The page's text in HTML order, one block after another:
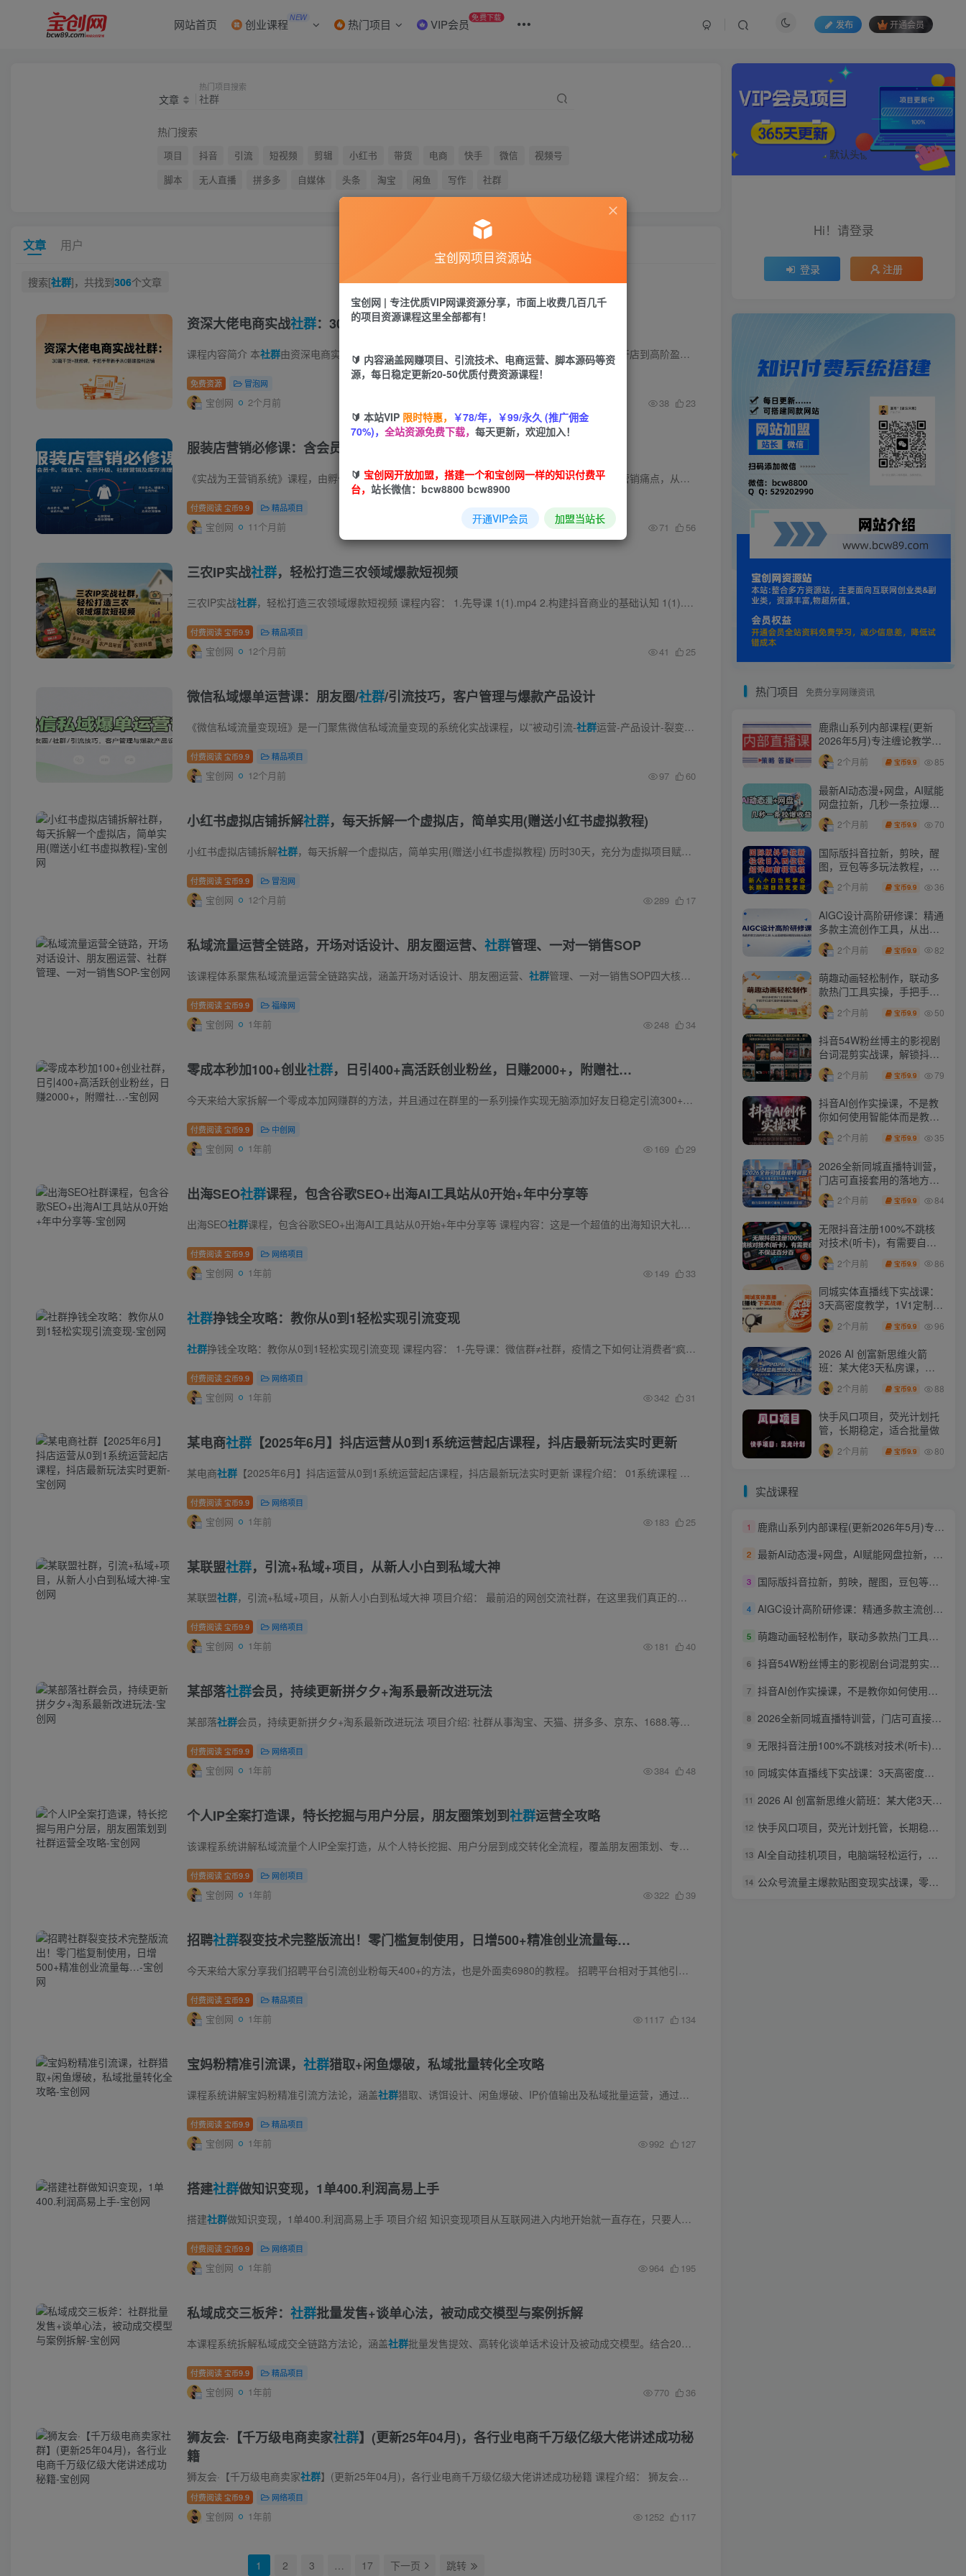
网站首页 创业课程 NEW 热门项目 VIP会员 免费下载
发布 开通会员
文章
热门项目搜索
热门搜索
项目 抖音 引流 短视频 剪辑 小红书 带货 电商 快手 微信
视频号
脚本
无人直播 拼多多 自媒体 头条 淘宝 闲鱼 写作 社群
文章 用户
搜索[社群]，共找到306个文章
资深大佬电商实战社群：30篇干货+视频课，手把手带新手从0搭建盈利店铺
课程内容简介 本社群由资深电商实战大佬搭建，汇聚30篇文字干货+全套高清视频课程，覆盖新手开店到高阶盈利全链路。内容涵盖店铺搭建与基础设置、抖音小店体验分提升、无效操作与精准盈利区分、...
免费资源 冒泡网
宝创网 2个月前 38 23
服装店营销必修课：含会员卡、储值卡、会员升级、
《实战为王营销系统》课程，由孵化式培训创始人、服装店运营落地导师老杨主讲。课程聚焦门店营销痛点，从留客锁客、门店营销、库存清理等方面，传授五卡思维、会员卡设计、
付费阅读 宝币9.9 精品项目
宝创网 11个月前 71 56
三农IP实战社群，轻松打造三农领域爆款短视频
三农IP实战社群，轻松打造三农领域爆款短视频 课程内容： 1.先导课 1(1).mp4 2.构建抖音商业的基础认知 1(1).mp4 3.定位“定天下”(上)1(1).mp4 4.定位“定天下”(下)1(1).mp4 5.对标账号查找与...
付费阅读 宝币9.9 精品项目
宝创网 12个月前 41 25
微信私域爆单运营课：朋友圈/社群/引流技巧，客户管理与爆款产品设计
《微信私域流量变现班》是一门聚焦微信私域流量变现的系统化实战课程，以”被动引流-社群运营-产品设计-裂变扩量”为核心链路，覆盖从个人IP打造到批发式成交的全流程。课程包含朋友圈细节优化...
付费阅读 宝币9.9 精品项目
宝创网 12个月前 97 60
小红书虚拟店铺拆解社群，每天拆解一个虚拟店，简单实用(赠送小红书虚拟教程)
小红书虚拟店铺拆解社群，每天拆解一个虚拟店，简单实用(赠送小红书虚拟教程) 历时30天，充分为虚拟项目赋能。简单实用，对标优质。文档交付 课程内容： 小红书教资市场与优秀同行店铺分析 教辅...
付费阅读 宝币9.9 冒泡网
宝创网 12个月前 289 17
私域流量运营全链路，开场对话设计、朋友圈运营、 社群管理、一对一销售SOP
该课程体系聚焦私域流量运营全链路实战，涵盖开场对话设计、朋友圈运营、 社群管理、一对一销售SOP四大核心模块。通过”一等二问三价值”的对话策略建立用户关系，结合权威/共情型朋友圈人设打造...
付费阅读 宝币9.9 福缘网
宝创网 1年前 248 34
零成本秒加100+创业社群，日引400+高活跃创业粉丝，日赚2000+，附赠社…
今天来给大家拆解一个零成本加网赚群的方法，并且通过在群里的一系列操作实现无脑添加好友日稳定引流300+的创业粉，其实网赚的各种 社群全部都是我们精准引流的阵地
付费阅读 宝币9.9 中创网
宝创网 1年前 169 29
出海SEO社群课程，包含谷歌SEO+出海AI工具站从0开始+年中分享等
出海SEO社群课程，包含谷歌SEO+出海AI工具站从0开始+年中分享等 课程内容：这是一个超值的出海知识大礼包，包含了SEO教程、案例分析、工具使用技巧等多方面内容。 课程适宜人群： 有出海需求的...
付费阅读 宝币9.9 网络项目
宝创网 1年前 149 33
社群挣钱全攻略：教你从0到1轻松实现引流变现
社群挣钱全攻略：教你从0到1轻松实现引流变现 课程内容： 1-先导课：微信群≠社群，疫情之下如何让消费者“疯狂”买单? 2-领取赠送资料点这里!!.html 3-1【引流获客】：8种方法，简单有效实现引...
付费阅读 宝币9.9 网络项目
宝创网 1年前 342 31
某电商社群 【2025年6月】抖店运营从0到1系统运营起店课程，抖店最新玩法实时更新
某电商社群 【2025年6月】抖店运营从0到1系统运营起店课程，抖店最新玩法实时更新 课程介绍： 01系统课程 抖店运营从0到1系统运营起店课程 02 玩法更新 抖店运营起店最新玩法实时更新 其他平台运...
付费阅读 宝币9.9 网络项目
宝创网 1年前 183 25
某联盟社群，引流+私域+项目，从新人小白到私域大神
某联盟社群，引流+私域+项目，从新人小白到私域大神 项目介绍： 最前沿的网创交流社群，在这里我们真正的让很多朋友跑通了流量闭环引流精准用户，以绝对的实力区别于其他割韭菜的圈子 清晰的变...
付费阅读 宝币9.9 网络项目
宝创网 1年前 181 40
某部落社群会员，持续更新拼夕夕+淘系最新改进玩法
某部落社群会员，持续更新拼夕夕+淘系最新改进玩法 项目介绍: 社群从事淘宝、天猫、拼多多、京东、1688.等电商品台玩法研究， 这个社群主要分为淘宝和拼多多，不定期的根据会员提出的问的，进行...
付费阅读 宝币9.9 网络项目
宝创网 1年前 384 48
个人IP全案打造课，特长挖掘与用户分层，朋友圈策划到社群运营全攻略
该课程系统讲解私域流量个人IP全案打造，从个人特长挖掘、用户分层到成交转化全流程，覆盖朋友圈策划、专栏课程设计、
付费阅读 宝币9.9 网创项目
宝创网 1年前 322 39
招聘社群裂变技术完整版流出！零门槛复制使用，日增500+精准创业流量每…
今天来给大家分享我们招聘平台引流创业粉每天400+的方法，也是外面卖6980的教程。 招聘平台相对于其他引流平台，是一个很少有人知道的引流洼地，每天一小时上手， 每天引400+精准有创业需求的粉...
付费阅读 宝币9.9 精品项目
宝创网 1年前 1117 134
宝妈粉精准引流课， 社群猎取+闲鱼爆破，私域批量转化全攻略
课程系统讲解宝妈粉精准引流方法论，涵盖社群猎取、诱饵设计、闲鱼爆破、IP价值输出及私域批量运营，通过高转化技巧实现本地母婴粉引流裂变，打造可持续变现的私域流量池。 课程目录： 1-第1课-...
付费阅读 宝币9.9 精品项目
宝创网 1年前 992 127
搭建社群做知识变现，1单400.利润高易上手
搭建社群做知识变现，1单400.利润高易上手 项目介绍 知识变现项目从互联网进入内地开始就一直存在，只要人有需求就可以变现，小到一份资料，大到一次解决方案输出都能挣到钱，而今天要分享的是...
付费阅读 宝币9.9 网络项目
宝创网 1年前 964 195
私域成交三板斧： 社群批量发售+谈单心法，被动成交模型与案例拆解
本课程系统拆解私域成交全链路方法论，涵盖社群批量发售提效、高转化谈单话术设计及被动成交模型。结合2024-2025年实战案例，解析聊天收钱心法、用户心理博弈策略与线下资源整合，解决成交率低...
付费阅读 宝币9.9 精品项目
宝创网 1年前 770 36
狮友会·【千万级电商卖家社群】(更新25年04月)，各行业电商千万级亿级大佬讲述成功秘
籍
狮友会·【千万级电商卖家社群】(更新25年04月)，各行业电商千万级亿级大佬讲述成功秘籍 课程介绍： 狮友会【千万级电商卖家社群】。各行业电商千万级亿级大佬讲述成功秘籍，一场线下最强卖家创...
付费阅读 宝币9.9 网络项目
宝创网 1年前 1252 117
1 2 3 … 17 下一页 跳转
Hi！请登录
登录 注册
热门项目 免费分享网赚资讯
鹿鼎山系列内部课程(更新
2026年5月)专注缠论教学，
行情分析、学习答疑、机会
提示、实操讲解
2个月前 宝币9.9 85
最新AI动态漫+网盘，AI赋能
网盘拉新，几秒一条拉爆收
益
2个月前 宝币9.9 70
国际版抖音拉新，剪映，醒
图，豆包等多玩法教程，长
期可做的项目，轻松日入四
位数，深度揭秘玩法，干就
2个月前 宝币9.9 36
AIGC设计高阶研修课：精通
多款主流创作工具，从出图
建模到模型训练全面进阶
2个月前 宝币9.9 82
萌趣动画轻松制作，联动多
款热门工具实操，手把手打
造可爱胖橘猫趣味动画
2个月前 宝币9.9 50
抖音54W粉丝博主的影视剧
台词混剪实战课，解锁抖音
伙伴计划+精选独家收益，
新手零门槛上手
2个月前 宝币9.9 79
抖音AI创作实操课，不是教
你如何使用智能体而是教你
如何利用智能体变现(更新5
月) 2个月前 宝币9.9 35
2026全新同城直播特训营，
门店可直接套用的落地方
法，助力实体商家打通线上
同城流量渠道
2个月前 宝币9.9 84
无限抖音注册100%不跳核
对技术(听卡)，有需要自
测，不保证百分百
2个月前 宝币9.9 86
同城实体直播线下实战课：
3天高密度教学，1V1定制货
盘话术快速实现同城爆店
2个月前 宝币9.9 96
2026 AI 创富新思维火箭
班：某大佬3天私房课，一
人公司实体获客商机洞察
2个月前 宝币9.9 88
快手风口项目，荧光计划托
管，长期稳定，适合批量做
2个月前 宝币9.9 80
实战课程
1 鹿鼎山系列内部课程(更新2026年5月)专注缠论教学，行情分析、学习答疑、机会提示、实操讲解
2 最新AI动态漫+网盘，AI赋能网盘拉新，几秒一条拉爆收益
3 国际版抖音拉新，剪映，醒图，豆包等多玩法教程，长期可做的项目，轻松日入四位数，深度揭秘玩法，干就完了
4 AIGC设计高阶研修课：精通多款主流创作工具，从出图建模到模型训练全面进阶
5 萌趣动画轻松制作，联动多款热门工具实操，手把手打造可爱胖橘猫趣味动画
6 抖音54W粉丝博主的影视剧台词混剪实战课，解锁抖音伙伴计划+精选独家收益，新手零门槛上手
7 抖音AI创作实操课，不是教你如何使用智能体而是教你如何利用智能体变现(更新5月)
8 2026全新同城直播特训营，门店可直接套用的落地方法，助力实体商家打通线上同城流量渠道
9 无限抖音注册100%不跳核对技术(听卡)，有需要自测，不保证百分百
10 同城实体直播线下实战课：3天高密度教学，1V1定制货盘话术快速实现同城爆店
11 2026 AI 创富新思维火箭班：某大佬3天私房课，一人公司实体获客商机洞察
12 快手风口项目，荧光计划托管，长期稳定，适合批量做
13 AI全自动挂机项目，电脑端轻松运行，稳定日入500+，零门槛上手
14 公众号流量主爆款贴图变现实战课，零基础AI一键出图，轻松日入100+稳定收益
宝创网项目资源站
宝创网 | 专注优质VIP网课资源分享，市面上收费几百几千
的项目资源课程这里全部都有！
🔰 内容涵盖网赚项目、引流技术、电商运营、脚本源码等资
源，每日稳定更新20-50优质付费资源课程！
🔰 本站VIP 限时特惠， ￥78/年，￥99/永久 (推广佣金
70%)， 全站资源免费下载， 每天更新，欢迎加入！
🔰 宝创网开放加盟，搭建一个和宝创网一样的知识付费平
台， 站长微信：bcw8800 bcw8900
开通VIP会员 加盟当站长